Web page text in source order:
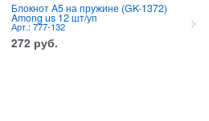
Блокнот A5 на пружине (GK-1372)
Among us 12 шт/уп
Арт.: 777-132
272 руб.